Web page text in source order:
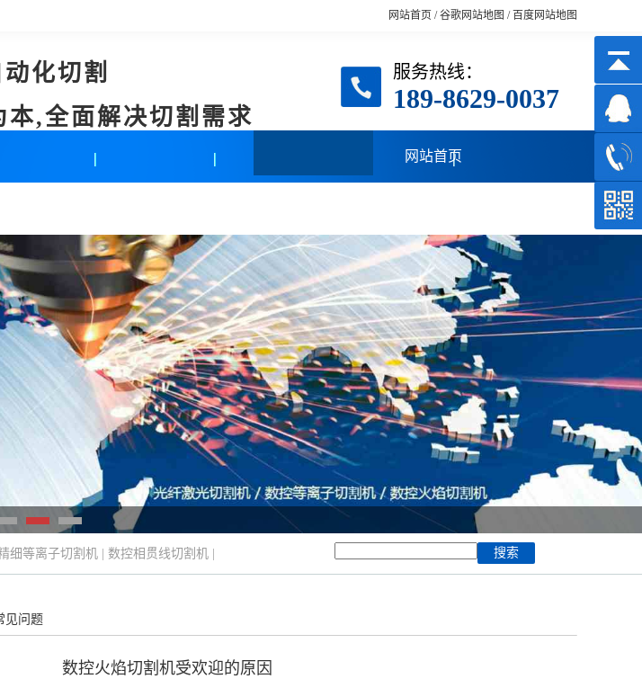
网站首页 /谷歌网站地图 / 百度网站地图
化切割
本,全面解决切割需求
服务热线：
189-8629-0037
网站首页
细等离子切割机 数控相贯线切割机
见问题
数控火焰切割机受欢迎的原因